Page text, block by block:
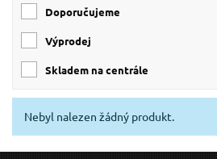
Doporučujeme
Výprodej
skladem na centrále
Nebyl nalezen žádný produkt.